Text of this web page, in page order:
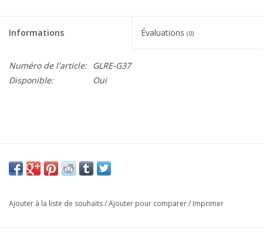
Informations Évaluations (0)
Numéro de l'article:
GLRE-G37
Disponible:
Oui
Ajouter à la liste de souhaits/Ajouter pour comparer/ Imprimer